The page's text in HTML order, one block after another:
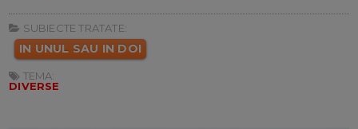
SUBIECTE TRATATE:
IN UNUL SAU IN DOI
TEMA:
DIVERSE